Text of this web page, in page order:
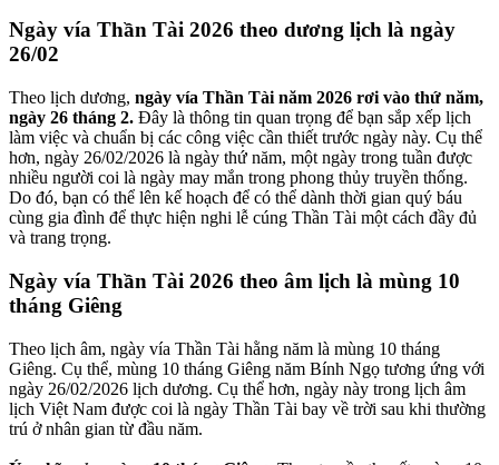
Ngày vía Thần Tài 2026 theo dương lịch là ngày
26/02
Theo lịch dương, ngày vía Thần Tài năm 2026 rơi vào thứ năm,
ngày 26 tháng 2. Đây là thông tin quan trọng để bạn sắp xếp lịch
làm việc và chuẩn bị các công việc cần thiết trước ngày này. Cụ thể
hơn, ngày 26/02/2026 là ngày thứ năm, một ngày trong tuần được
nhiều người coi là ngày may mắn trong phong thủy truyền thống.
Do đó, bạn có thể lên kế hoạch để có thể dành thời gian quý báu
cùng gia đình để thực hiện nghi lễ cúng Thần Tài một cách đầy đủ
và trang trọng.
Ngày vía Thần Tài 2026 theo âm lịch là mùng 10
tháng Giêng
Theo lịch âm, ngày vía Thần Tài hằng năm là mùng 10 tháng
Giêng. Cụ thể, mùng 10 tháng Giêng năm Bính Ngọ tương ứng với
ngày 26/02/2026 lịch dương. Cụ thể hơn, ngày này trong lịch âm
lịch Việt Nam được coi là ngày Thần Tài bay về trời sau khi thường
trú ở nhân gian từ đầu năm.